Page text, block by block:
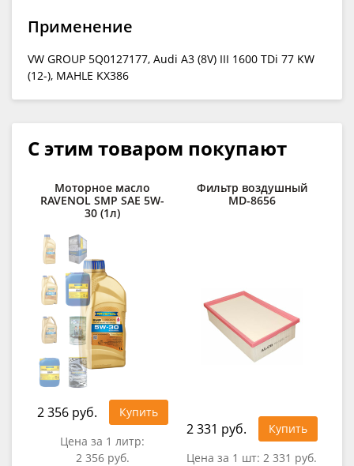
Применение
VW GROUP 5Q0127177, Audi A3 (8V) III 1600 TDi 77 KW
(12-), MAHLE KX386
С этим товаром покупают
Моторное масло
RAVENOL SMP SAE 5W-
30 (1л)
2 356 руб.
Купить
Цена за 1 литр:
2 356 руб.
Фильтр воздушный
MD-8656
2 331 руб.
Купить
Цена за 1 шт: 2 331 руб.